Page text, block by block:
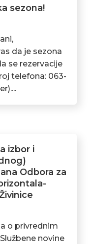
sezona!
da je sezona
se rezervacije
telefona: 063-
izbor i
Odbora za
o privrednim
novine